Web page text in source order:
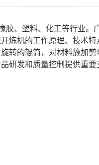
胶、塑料、化工等行业
炼机的工作原理、技术特
转的辊筒，对材料施加
研发和质量控制提供重要